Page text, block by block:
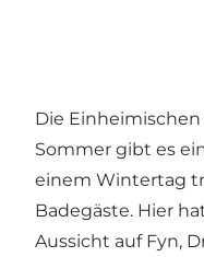
Die
Sommer gibt es
einem Wintertag
Badegäste. Hier
Aussicht auf Fyn,